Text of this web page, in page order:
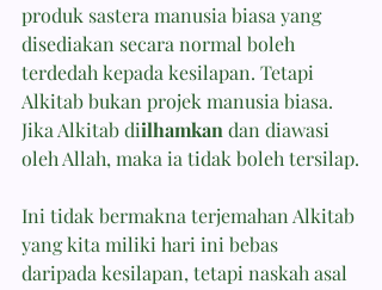
produk sastera manusia biasa yang
disediakan secara normal boleh
terdedah kepada kesilapan. Tetapi
Alkitab bukan projek manusia biasa.
Jika Alkitab diilhamkan dan diawasi
oleh Allah, maka ia tidak boleh tersilap.
Ini tidak bermakna terjemahan Alkitab
yang kita miliki hari ini bebas
daripada kesilapan, tetapi naskah asal